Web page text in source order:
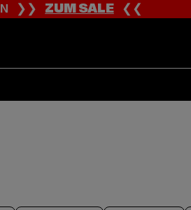
❯❯ZUM SALE❮❮